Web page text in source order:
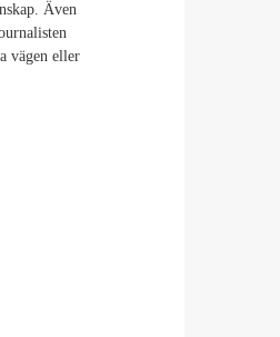
Även
vägen eller